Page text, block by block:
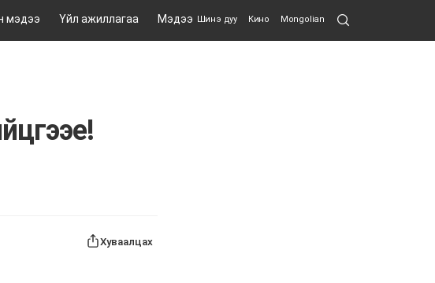
мэдээ Үйл ажиллагаа Мэдээ Шинэ дуу Кино Mongolian Search
Submit
Хуваалцах